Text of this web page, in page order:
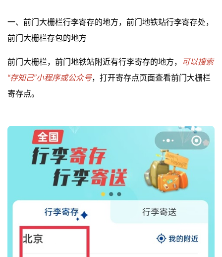
一、前门大栅栏行李寄存的地方，前门地铁站行李寄存处，
前门大栅栏存包的地方
前门大栅栏，前门地铁站附近有行李寄存的地方，
可以搜索
“存知己”小程序或公众号，打开寄存点页面查看前门大栅栏
寄存点。